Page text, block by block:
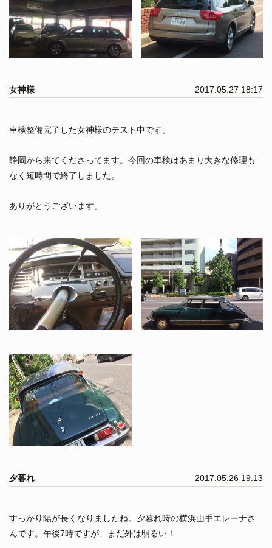
女神様 2017.05.27 18:17
車検整備完了した女神様のテスト中です。
静岡から来てくださってます。今回の車検はあまり大きな修理も
なく短時間で終了しました。
ありがとうございます。
夕暮れ 2017.05.26 19:13
すっかり陽が長くなりましたね。夕暮れ時の横浜山手エレーナさ
んです。午後7時ですが、まだ外は明るい！